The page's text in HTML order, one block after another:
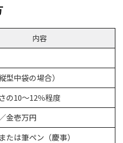
内容
型中袋の場合）
の10〜12％程度
金壱万円
たは筆ペン（慶事）